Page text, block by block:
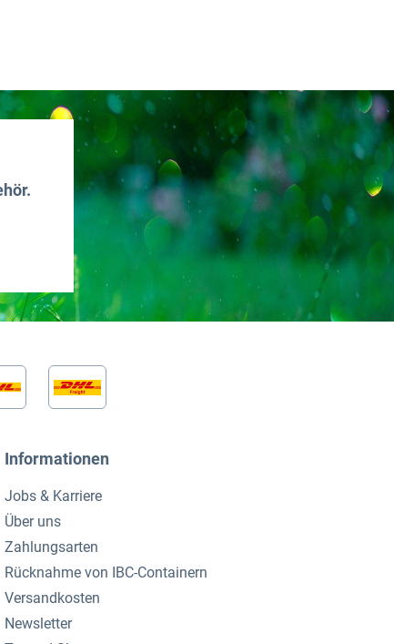
Informationen
Jobs & Karriere
Über uns
Zahlungsarten
Rücknahme von IBC-Containern
Versandkosten
Newsletter